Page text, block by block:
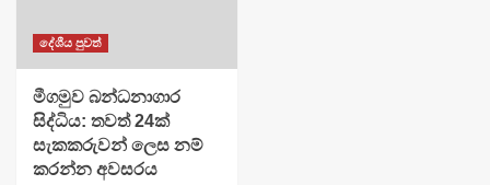
දේශීය පුවත්
මීගමුව බන්ධනාගාර
සිද්ධිය: තවත් 24ක්
සැකකරුවන් ලෙස නම්
කරන්න අවසරය